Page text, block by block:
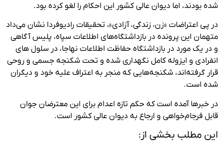
شده بودند، اما دیوان عالی کشور این احکام را لغو کرده بود.
در پی اعتراضات «زن، زندگی، آزادی»، تحقیقات رادیوفردا نشان می‌داد
متهمان این پرونده در بازداشتگاه‌های اطلاعات سپاه، پلیس آگاهی
و در یک مورد در بازداشتگاه حفاظت اطلاعات نهاجا، در سلول های
انفرادی و ایزوله کامل نگهداری شده و تحت شکنجه جسمی و روحی
قرار گرفته‌اند، شکنجه‌هایی که منجر به اعتراف علیه خود و دیگران
شده است.
در خبرها آمده است که حکم تازه اعدام برای این معترضان جوان
قابل فرجام‌خواهی و ارجاع به دیوان عالی کشور است.
این مطلب بخشی از: